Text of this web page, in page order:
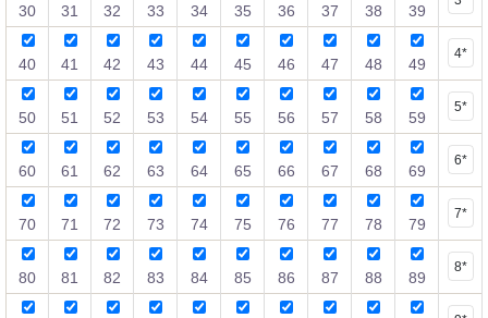
30 31 32 33 34 35 36 37 38 39
40 41 42 43 44 45 46 47 48 49
4*
50 51 52 53 54 55 56 57 58 59
5*
60 61 62 63 64 65 66 67 68 69
6*
70 71 72 73 74 75 76 77 78 79
7*
80 81 82 83 84 85 86 87 88 89
8*